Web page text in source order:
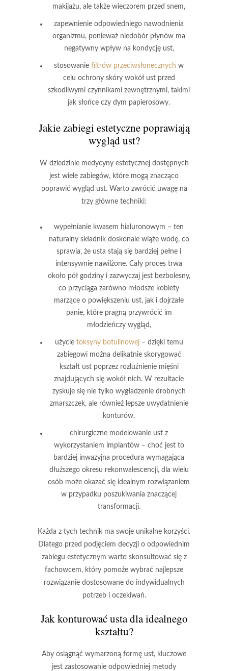
makijażu, ale także wieczorem przed snem,
zapewnienie odpowiedniego nawodnienia
organizmu, ponieważ niedobór płynów ma
negatywny wpływ na kondycję ust,
stosowanie filtrów przeciwsłonecznych w
celu ochrony skóry wokół ust przed
szkodliwymi czynnikami zewnętrznymi, takimi
jak słońce czy dym papierosowy.
Jakiezabiegi estetycznepoprawiają
wygląd ust?
W dziedzinie medycyny estetycznejdostępnych
jest wiele zabiegów, które mogą znacząco
poprawić wygląd ust. Warto zwrócić uwagę na
trzy główne techniki:
wypełnianie kwasem hialuronowym – ten
naturalny składnik doskonale wiąże wodę, co
sprawia, że usta stają się bardziej pełne i
intensywnie nawilżone. Cały proces trwa
około pół godziny i zazwyczaj jest bezbolesny,
co przyciąga zarówno młodsze kobiety
marzące o powiększeniu ust, jak i dojrzałe
panie, które pragną przywrócić im
młodzieńczy wygląd,
użycie toksyny botulinowej– dzięki temu
zabiegowi można delikatnie skorygować
kształt ust poprzez rozluźnienie mięśni
znajdujących się wokół nich. W rezultacie
zyskuje się nie tylko wygładzenie drobnych
zmarszczek, ale również lepsze uwydatnienie
konturów,
chirurgiczne modelowanie ust z
wykorzystaniem implantów– choć jest to
bardziej inwazyjna procedura wymagająca
dłuższego okresu rekonwalescencji, dla wielu
osób może okazać się idealnym rozwiązaniem
w przypadku poszukiwania znaczącej
transformacji.
Każda z tych technik ma swoje unikalne korzyści.
Dlatego przed podjęciem decyzji o odpowiednim
zabiegu estetycznym warto skonsultować się z
fachowcem, który pomoże wybrać najlepsze
rozwiązanie dostosowane do indywidualnych
potrzeb i oczekiwań.
Jak konturować usta dla idealnego
kształtu?
Aby osiągnąć wymarzoną formę ust, kluczowe
jest zastosowanie odpowiedniej metody